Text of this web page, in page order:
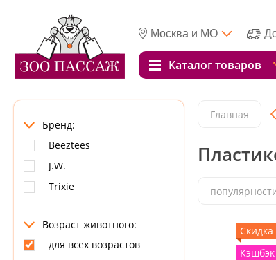
Москва и МО
Каталог товаров
Бренд:
Beeztees
J.W.
Trixie
Возраст животного:
для всех возрастов
Главная
Скидка